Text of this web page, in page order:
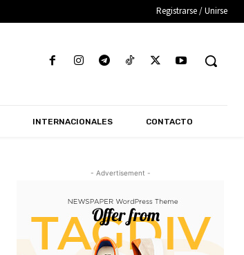
Registrarse / Unirse
INTERNACIONALES CONTACTO
- Advertisement -